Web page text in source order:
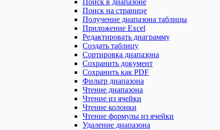
Поиск в диапазоне
Поиск на странице
Получение диапазона таблицы
Приложение Excel
Редактировать диаграмму
Создать таблицу
Сортировка диапазона
Сохранить документ
Сохранить как PDF
Фильтр диапазона
Чтение диапазона
Чтение из ячейки
Чтение колонки
Чтение формулы из ячейки
Удаление диапазона